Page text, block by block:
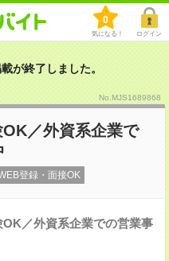
0
気になる！ ログイン
が終了しました。
No.MJS1689868
／外資系企業で
登録・面接OK
／外資系企業での営業事